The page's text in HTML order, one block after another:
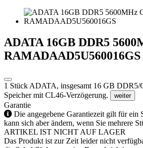
ADATA 16GB DDR5
RAMADAAD5U560016GS
1 Stück ADATA, insgesamt 16 GB
Speicher mit CL46-Verzögerung.
weiter
Garantie
Die angegebene Garantiezeit gilt für ein
kann sich aber ändern, wenn Sie mehrere
ARTIKEL IST NICHT AUF LAGER
Das Produkt ist zur Zeit leider nicht